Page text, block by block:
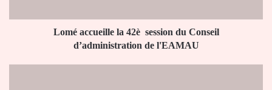
Lomé accueille la 42è session du Conseil
d’administration de l'EAMAU